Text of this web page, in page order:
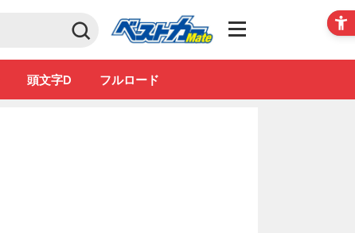
Club
頭文字D フルロード